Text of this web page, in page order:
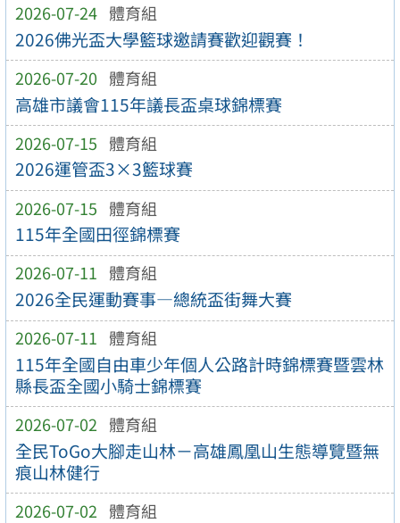
2026-07-24 體育組
2026佛光盃大學籃球邀請賽歡迎觀賽！
2026-07-20 體育組
高雄市議會115年議長盃桌球錦標賽
2026-07-15 體育組
2026運管盃3×3籃球賽
2026-07-15 體育組
115年全國田徑錦標賽
2026-07-11 體育組
2026全民運動賽事—總統盃街舞大賽
2026-07-11 體育組
115年全國自由車少年個人公路計時錦標賽暨雲林
縣長盃全國小騎士錦標賽
2026-07-02 體育組
全民ToGo大腳走山林－高雄鳳凰山生態導覽暨無
痕山林健行
2026-07-02 體育組